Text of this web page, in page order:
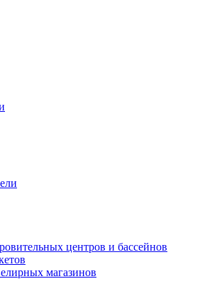
центров и бассейнов
магазинов